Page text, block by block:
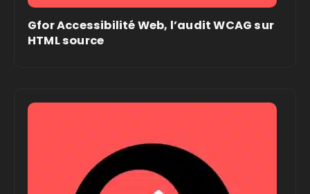
Gfor Accessibilité Web, l’audit WCAG sur
HTML source